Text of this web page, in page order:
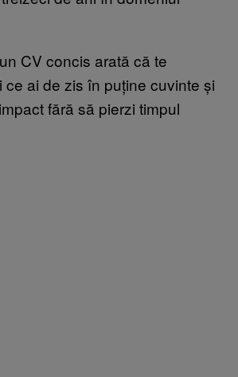
CV concis arată că te
ce ai de zis în puține cuvinte și
fără să pierzi timpul